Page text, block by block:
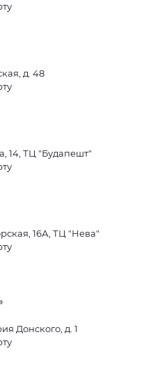
д. 48
14, ТЦ "Будапешт"
16А, ТЦ "Нева"
Донского, д. 1